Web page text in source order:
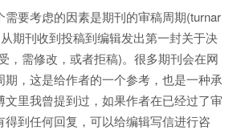
需要考虑的因素是期刊的审稿周期(turnar
期刊收到投稿到编辑发出第一封关于决
，需修改，或者拒稿)。很多期刊会在网
期，这是给作者的一个参考，也是一种承
文里我曾提到过，如果作者在已经过了审
得到任何回复，可以给编辑写信进行咨